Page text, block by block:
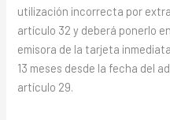
utilización incorrecta por
artículo 32 y deberá ponerlo
emisora de la tarjeta
13 meses desde la fecha del
artículo 29.